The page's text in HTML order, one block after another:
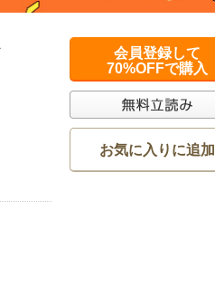
会員登録して
70%OFFで購入
お気に入りに追加